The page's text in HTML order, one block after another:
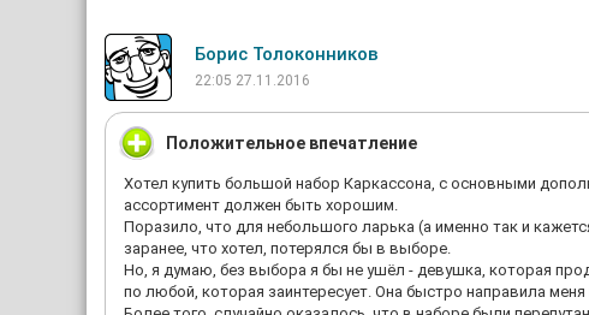
Борис Толоконников
22:05 27.11.2016
Положительное впечатление
Хотел купить большой набор Каркассона, с основными
ассортимент должен быть хорошим.
Поразило, что для небольшого ларька (а именно так и
заранее, что хотел, потерялся бы в выборе.
Но, я думаю, без выбора я бы не ушёл - девушка, которая
по любой, которая заинтересует. Она быстро направила